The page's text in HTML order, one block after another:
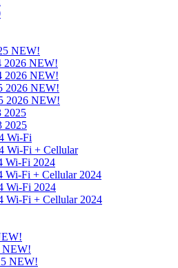
NEW!
2026 NEW!
2026 NEW!
2026 NEW!
2026 NEW!
2025
2025
Wi-Fi
Wi-Fi + Cellular
Wi-Fi 2024
Wi-Fi + Cellular 2024
Wi-Fi 2024
Wi-Fi + Cellular 2024
NEW!
NEW!